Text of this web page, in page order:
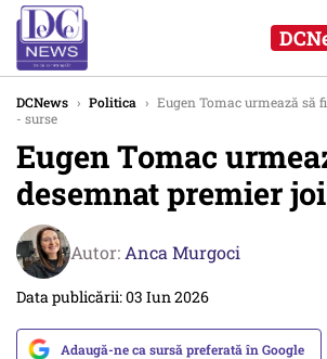
DCNews › Politica › Eugen Tomac urmează să
- surse
Eugen Tomac
desemnat premier
Autor: Anca Murgoci
Data publicării: 03 Iun 2026
Adaugă-ne ca sursă preferată în Google